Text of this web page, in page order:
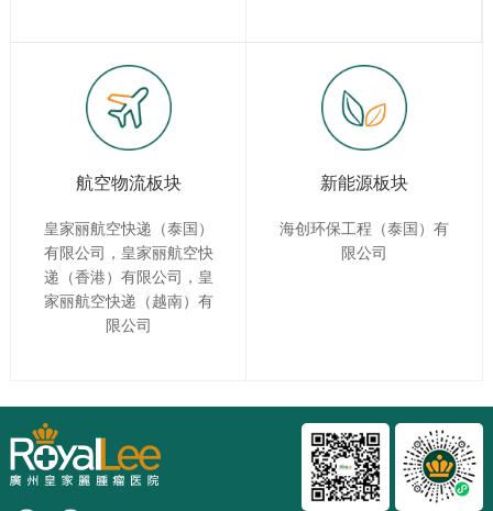
航空物流板块
皇家丽航空快递（泰国）
有限公司，皇家丽航空快
递（香港）有限公司，皇
家丽航空快递（越南）有
限公司
新能源板块
海创环保工程（泰国）有
限公司